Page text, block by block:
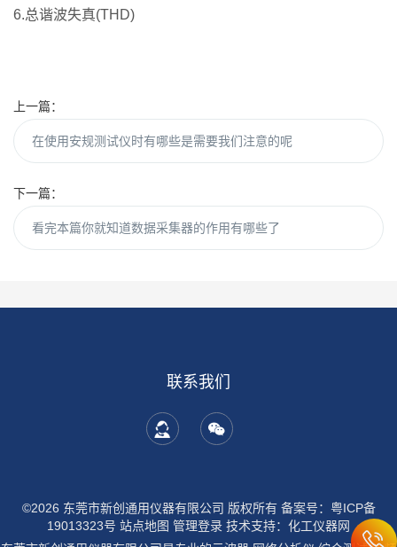
6.总谐波失真(THD)
上一篇：
在使用安规测试仪时有哪些是需要我们注意的呢
下一篇：
看完本篇你就知道数据采集器的作用有哪些了
联系我们
©2026 东莞市新创通用仪器有限公司 版权所有 备案号：粤ICP备
19013323号 站点地图 管理登录 技术支持： 化工仪器网